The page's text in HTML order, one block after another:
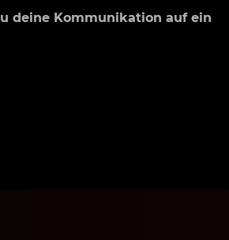
deine Kommunikation auf ein